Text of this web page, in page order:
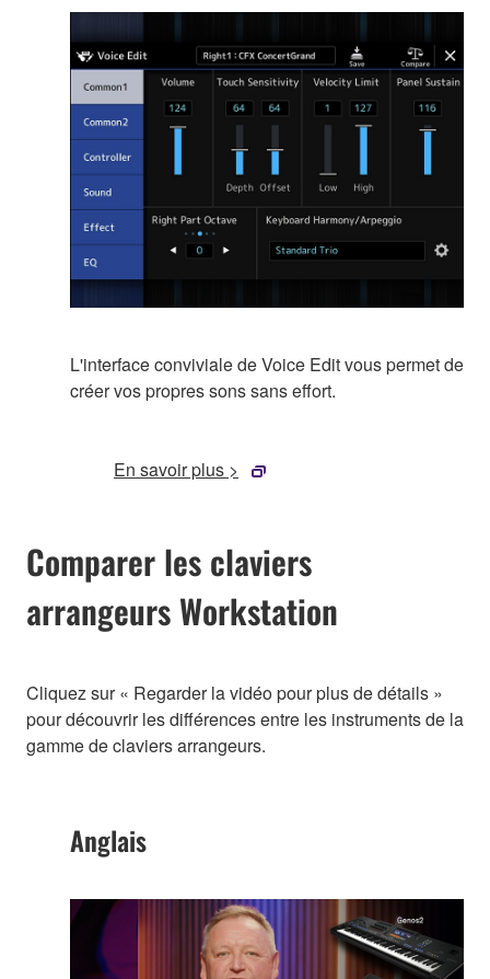
L'interface conviviale de Voice Edit vous permet de
créer vos propres sons sans effort.
En savoir plus >
Comparer les claviers
arrangeurs Workstation
Cliquez sur « Regarder la vidéo pour plus de détails »
pour découvrir les différences entre les instruments de la
gamme de claviers arrangeurs.
Anglais